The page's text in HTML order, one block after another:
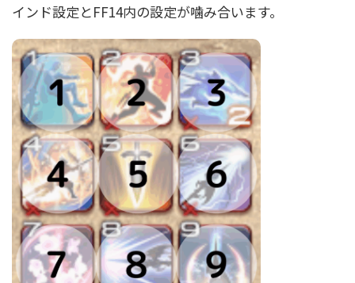
インド設定とFF14内の設定が噛み合います。